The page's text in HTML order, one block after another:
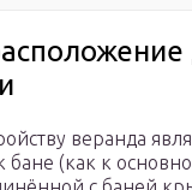
веранда
бане (как к